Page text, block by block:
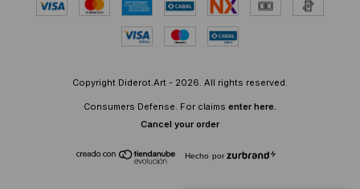
Copyright Diderot.Art - 2026. All rights reserved.
Consumers Defense. For claims enter here.
Cancel your order
Hecho por